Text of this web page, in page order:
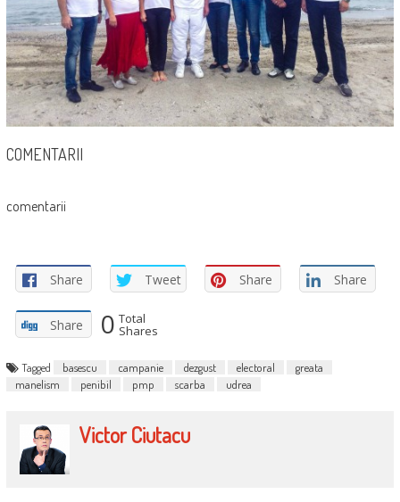
COMENTARII
comentarii
Share Tweet Share Share
Share 0 Total
Shares
Tagged basescu campanie dezgust electoral
greata
manelism
penibil pmp scarba udrea
Victor Ciutacu